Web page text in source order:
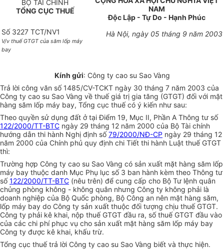
BỘ TÀI CHÍNH
TỔNG CỤC THUẾ
NAM
Độc Lập - Tự Do - Hạnh Phúc
Số 3227 TCT/NV1
V/v thuế GTGT của săm lốp máy
bay
Hà Nội, ngày 05 tháng 9 năm 2003
Kính gửi: Công ty cao su Sao Vàng
Trả lời công văn số 1485/CV-TCKT ngày 30 tháng 7 năm 2003 của
Công ty cao su Sao Vàng về thuế giá trị gia tăng (GTGT) đối với mặt
hàng săm lốp máy bay, Tổng cục thuế có ý kiến như sau:
Theo quyền sử dụng đất ở tại Điểm 19, Mục II, Phần A Thông tư số
122/2000/TT-BTC ngày 29 tháng 12 năm 2000 của Bộ Tài chính
hướng dẫn thi hành Nghị định số79/2000/NĐ-CP ngày 29 tháng 12
năm 2000 của Chính phủ quy định chi Tiết thi hành Luật thuế GTGT
thì:
Trường hợp Công ty cao su Sao Vàng có sản xuất mặt hàng săm lốp
máy bay thuộc danh Mục Phụ lục số 3 ban hành kèm theo Thông tư
số122/2000/TT-BTC (nêu trên) để cung cấp cho Bộ Tư lệnh quân
chủng phòng không - không quân nhưng Công ty không phải là
doanh nghiệp của Bộ Quốc phòng, Bộ Công an nên mặt hàng săm,
lốp máy bay do Công ty sản xuất thuộc đối tượng chịu thuế GTGT.
Công ty phải kê khai, nộp thuế GTGT đầu ra, số thuế GTGT đầu vào
của các chi phí phục vụ cho sản xuất mặt hàng săm lốp máy bay
Công ty được kê khai, khấu trừ.
Tổng cục thuế trả lời Công ty cao su Sao Vàng biết và thực hiện.